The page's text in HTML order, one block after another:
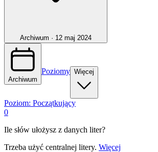
Archiwum · 12 maj 2024
Archiwum
Poziomy Więcej
Poziom: Początkujący
0
Ile słów ułożysz z danych liter?
Trzeba użyć centralnej litery. Więcej